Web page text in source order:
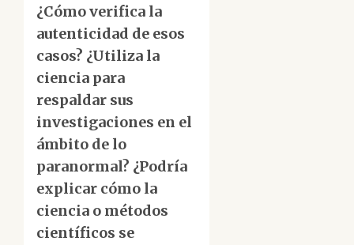
¿Cómo verifica la
autenticidad de esos
casos? ¿Utiliza la
ciencia para
respaldar sus
investigaciones en el
ámbito de lo
paranormal? ¿Podría
explicar cómo la
ciencia o métodos
científicos se